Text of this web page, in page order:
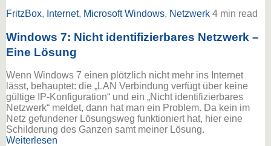
FritzBox, Internet, Microsoft Windows, Netzwerk 4 min read
Windows 7: Nicht identifizierbares Netzwerk –
Eine Lösung
Wenn Windows 7 einen plötzlich nicht mehr ins Internet
lässt, behauptet: die „LAN Verbindung verfügt über keine
gültige IP-Konfiguration“ und ein „Nicht identifizierbares
Netzwerk“ meldet, dann hat man ein Problem. Da kein im
Netz gefundener Lösungsweg funktioniert hat, hier eine
Schilderung des Ganzen samt meiner Lösung.
Weiterlesen